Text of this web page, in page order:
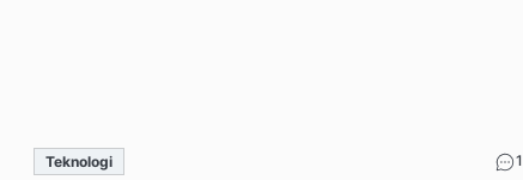
Teknologi 1